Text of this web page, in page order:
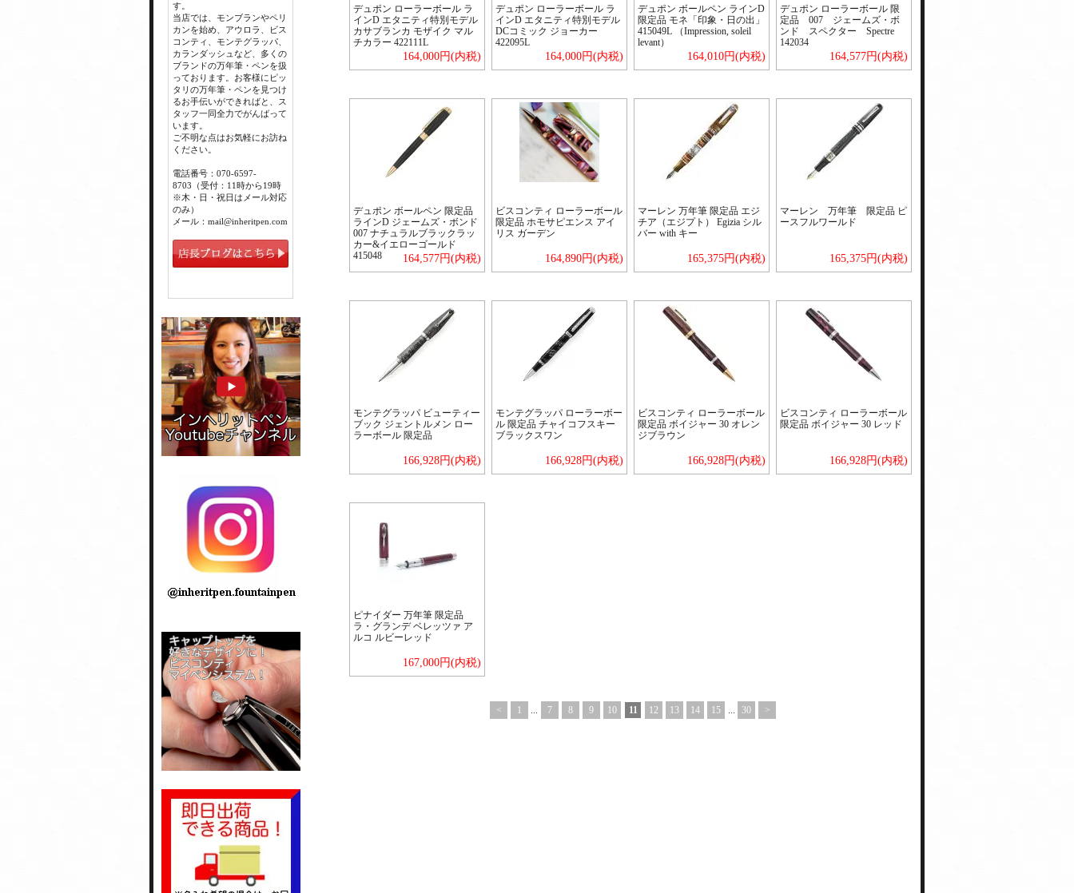
デュポン ローラーボール ラ
インD エタニティ特別モデル
カサブランカ モザイク マル
チカラー 422111L
164,000円(内税)
デュポン ローラーボール ラ
インD エタニティ特別モデル
DCコミック ジョーカー
422095L
164,000円(内税)
デュポン ボールペン ラインD
限定品 モネ「印象・日の出」
415049L （Impression, soleil
levant）
164,010円(内税)
デュポン ローラーボール 限
定品 007 ジェームズ・ボ
ンド スペクター Spectre
142034
164,577円(内税)
デュポン ボールペン 限定品
ラインD ジェームズ・ボンド
007 ナチュラルブラックラッ
カー&イエローゴールド
415048
164,577円(内税)
ビスコンティ ローラーボール
限定品 ホモサピエンス アイ
リス ガーデン
164,890円(内税)
マーレン 万年筆 限定品 エジ
チア（エジプト） Egizia シル
バー with キー
165,375円(内税)
マーレン 万年筆 限定品 ピ
ースフルワールド
165,375円(内税)
モンテグラッパ ビューティー
ブック ジェントルメン ロー
ラーボール 限定品
166,928円(内税)
モンテグラッパ ローラーボー
ル 限定品 チャイコフスキー
ブラックスワン
166,928円(内税)
ビスコンティ ローラーボール
限定品 ボイジャー 30 オレン
ジブラウン
166,928円(内税)
ビスコンティ ローラーボール
限定品 ボイジャー 30 レッド
166,928円(内税)
ピナイダー 万年筆 限定品
ラ・グランデ ベレッツァ ア
ルコ ルビーレッド
167,000円(内税)
< 1 ... 7 8 9 10 11 12 13 14 15 ... 30 >
す。
当店では、モンブランやペリ
カンを始め、アウロラ、ビス
コンティ、モンテグラッパ、
カランダッシュなど、多くの
ブランドの万年筆・ペンを扱
っております。お客様にピッ
タリの万年筆・ペンを見つけ
るお手伝いができればと、ス
タッフ一同全力でがんばって
います。
ご不明な点はお気軽にお訪ね
ください。
電話番号：070-6597-
8703（受付：11時から19時
※木・日・祝日はメール対応
のみ）
メール：mail@inheritpen.com